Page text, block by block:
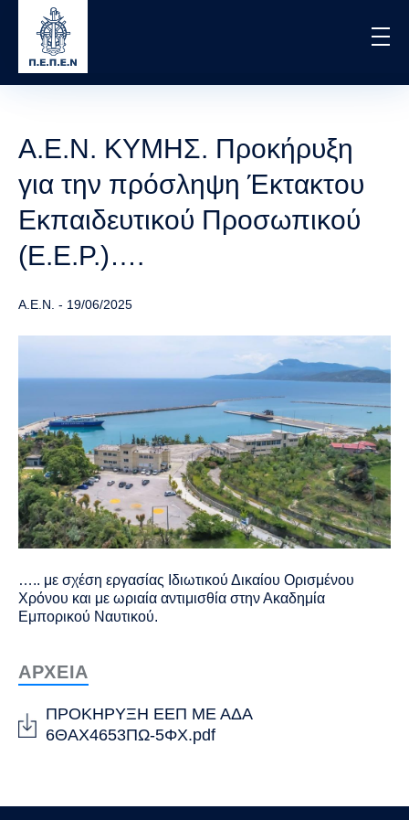
content
Α.Ε.Ν. ΚΥΜΗΣ. Προκήρυξη
για την πρόσληψη Έκτακτου
Εκπαιδευτικού Προσωπικού
(Ε.Ε.Ρ.)….
Α.Ε.Ν. - 19/06/2025
….. με σχέση εργασίας Ιδιωτικού Δικαίου Ορισμένου
Χρόνου και με ωριαία αντιμισθία στην Ακαδημία
Εμπορικού Ναυτικού.
ΑΡΧΕΙΑ
ΠΡΟΚΗΡΥΞΗ ΕΕΠ ΜΕ ΑΔΑ
6ΘΑΧ4653ΠΩ-5ΦΧ.pdf